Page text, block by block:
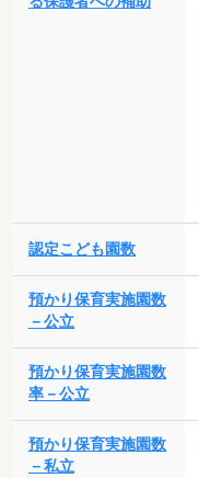
認定こども園数
預かり保育実施園数
－公立
預かり保育実施園数
率－公立
預かり保育実施園数
－私立